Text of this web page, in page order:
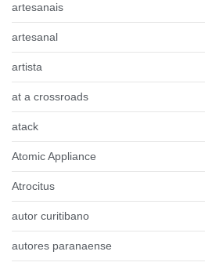
artesanais
artesanal
artista
at a crossroads
atack
Atomic Appliance
Atrocitus
autor curitibano
autores paranaense